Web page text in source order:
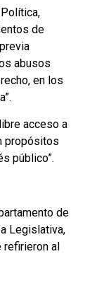
de
abusos
en los
acceso a
propósitos
público”.
de
Legislativa,
refirieron al